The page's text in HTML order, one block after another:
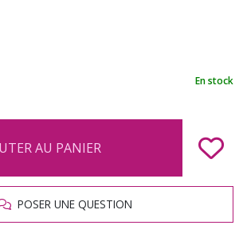
En stock
AU PANIER
POSER UNE QUESTION